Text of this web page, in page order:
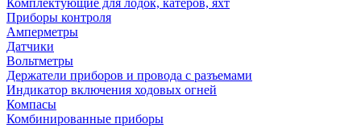
Комплектующие для лодок, катеров, яхт
Приборы контроля
Амперметры
Датчики
Вольтметры
Держатели приборов и провода с разъемами
Индикатор включения ходовых огней
Компасы
Комбинированные приборы